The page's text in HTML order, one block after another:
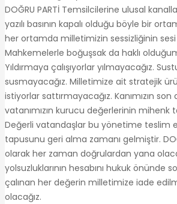
DOĞRU PARTİ Temsilcilerine ulusal
yazılı basının kapalı olduğu böyle bir
her ortamda milletimizin sessizliğinin
Mahkemelerle boğuşsak da haklı
Yıldırmaya çalışıyorlar yılmayacağız.
susmayacağız. Milletimize ait stratejik
istiyorlar sattırmayacağız. Kanımızın
vatanımızın kurucu değerlerinin mihenk
Değerli vatandaşlar bu yönetime teslim
tapusunu geri alma zamanı gelmiştir.
olarak her zaman doğrulardan yana
yolsuzluklarının hesabını hukuk önünde
çalınan her değerin milletimize iade
olacağız.